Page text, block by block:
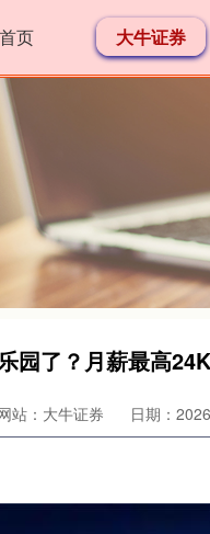
首页 大牛证券
园了？月薪最高
站：大牛证券 日期：